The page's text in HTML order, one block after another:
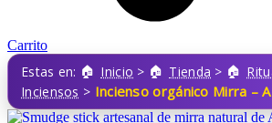
Carrito
Estas en: Inicio > Tienda >
Inciensos > Incienso orgánico Mirra –